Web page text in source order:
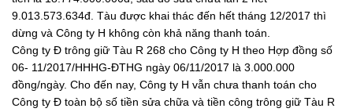
9.013.573.634đ. Tàu được khai thác đến hết tháng 12/2017 thì
dừng và Công ty H không còn khả năng thanh toán.
Công ty Đ trông giữ Tàu R 268 cho Công ty H theo Hợp đồng số
06- 11/2017/HHHG-ĐTHG ngày 06/11/2017 là 3.000.000
đồng/ngày. Cho đến nay, Công ty H vẫn chưa thanh toán cho
Công ty Đ toàn bộ số tiền sửa chữa và tiền công trông giữ Tàu R